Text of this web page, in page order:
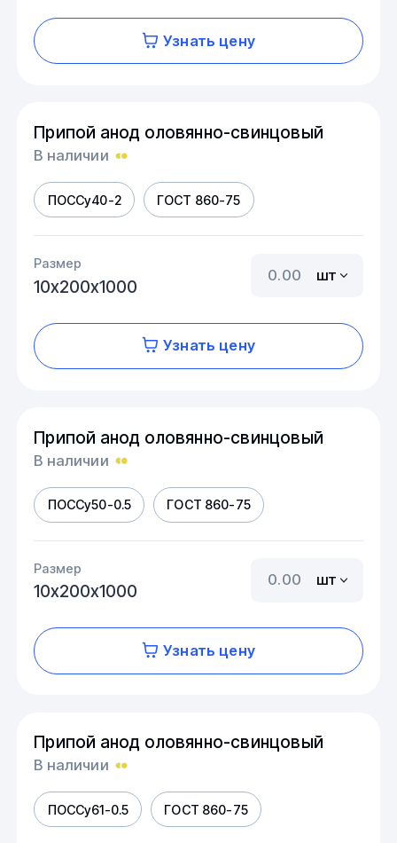
Узнать цену
Припой анод оловянно-свинцовый
В наличии
ПОССу40-2 ГОСТ 860-75
Размер
10х200х1000
шт
Узнать цену
Припой анод оловянно-свинцовый
В наличии
ПОССу50-0.5 ГОСТ 860-75
Размер
10х200х1000
шт
Узнать цену
Припой анод оловянно-свинцовый
В наличии
ПОССу61-0.5 ГОСТ 860-75